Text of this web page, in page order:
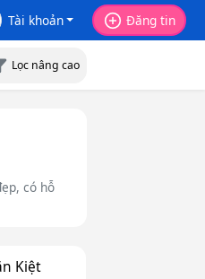
Tài khoản Đăng tin
Lọc nâng cao
có hỗ
Kiệt